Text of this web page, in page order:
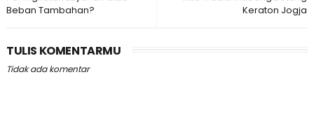
Keraton Jogja
Beban Tambahan?
TULIS KOMENTARMU
Tidak ada komentar